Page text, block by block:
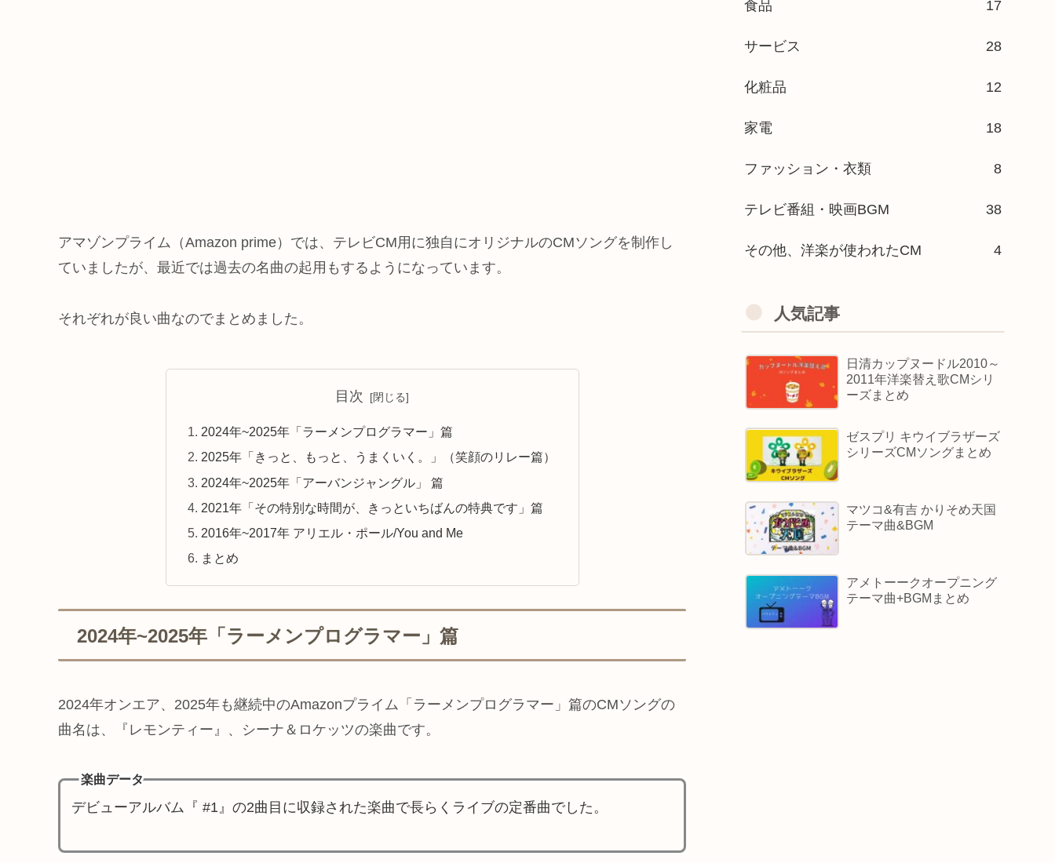
アマゾンプライム（Amazon prime）では、テレビCM用に独自にオリジナルのCMソングを制作し
ていましたが、最近では過去の名曲の起用もするようになっています。
それぞれが良い曲なのでまとめました。
目次
2024年~2025年「ラーメンプログラマー」篇
2025年「きっと、もっと、うまくいく。」（笑顔のリレー篇）
2024年~2025年「アーバンジャングル」 篇
2021年「その特別な時間が、きっといちばんの特典です」篇
2016年~2017年 アリエル・ポール/You and Me
まとめ
2024年~2025年「ラーメンプログラマー」篇
2024年オンエア、2025年も継続中のAmazonプライム「ラーメンプログラマー」篇のCMソングの
曲名は、『レモンティー』、シーナ＆ロケッツの楽曲です。
楽曲データ
デビューアルバム『 #1』の2曲目に収録された楽曲で長らくライブの定番曲でした。
食品 17
サービス 28
化粧品 12
家電 18
ファッション・衣類 8
テレビ番組・映画BGM 38
その他、洋楽が使われたCM 4
人気記事
日清カップヌードル2010～
2011年洋楽替え歌CMシリ
ーズまとめ
ゼスプリ キウイブラザーズ
シリーズCMソングまとめ
マツコ&有吉 かりそめ天国
テーマ曲&BGM
アメトーークオープニング
テーマ曲+BGMまとめ